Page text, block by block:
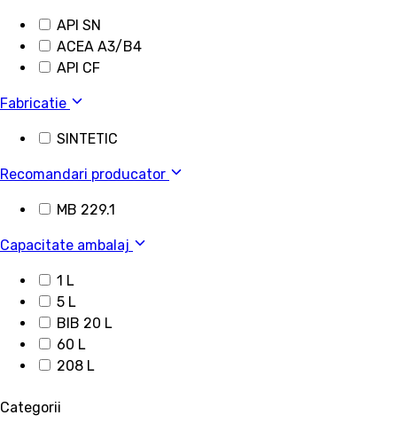
API SN
ACEA A3/B4
API CF
Fabricatie
SINTETIC
Recomandari producator
MB 229.1
Capacitate ambalaj
1 L
5 L
BIB 20 L
60 L
208 L
Categorii